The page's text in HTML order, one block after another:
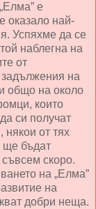
е
оказало най-
Успяхме да се
наблегна на
от
на
общо на около
които
си получат
някои от тях
ще бъдат
скоро.
на „Елма”
на
добри неща.